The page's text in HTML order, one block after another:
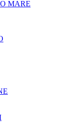
MARE